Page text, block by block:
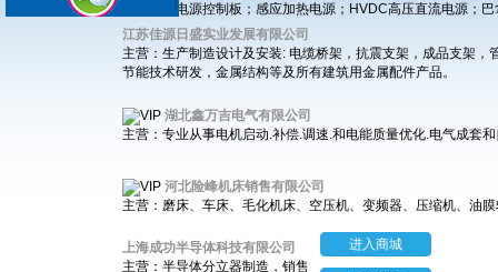
件；逆变电源控制板；感应加热电源；HVDC高压直流电源；
江苏佳源日盛实业发展有限公司
主营：生产制造设计及安装: 电缆桥架，抗震支架，成品支架
节能技术研发，金属结构等及所有建筑用金属配件产品。
湖北鑫万吉电气有限公司
主营：专业从事电机启动.补偿.调速.和电能质量优化.电气成套
河北险峰机床销售有限公司
主营：磨床、车床、毛化机床、空压机、变频器、压缩机、油
上海成功半导体科技有限公司
主营：半导体分立器制造，销售
进入商城